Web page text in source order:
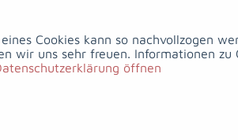
BEAUTY
KULTUR
Cookies kann so nachvollzogen
wir uns sehr freuen. Informationen zu
öffnen